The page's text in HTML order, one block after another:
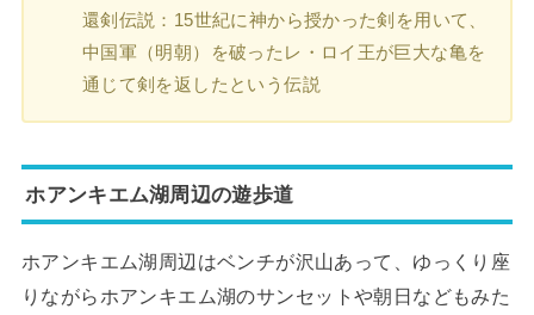
還剣伝説：15世紀に神から授かった剣を用いて、
中国軍（明朝）を破ったレ・ロイ王が巨大な亀を
通じて剣を返したという伝説
ホアンキエム湖周辺の遊歩道
ホアンキエム湖周辺はベンチが沢山あって、ゆっくり座
りながら ホアンキエム湖のサンセットや朝日などもみた